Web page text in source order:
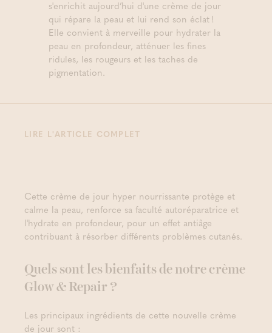
s'enrichit aujourd’hui d'une crème de jour
qui répare la peau et lui rend son éclat !
Elle convient à merveille pour hydrater la
peau en profondeur, atténuer les fines
ridules, les rougeurs et les taches de
pigmentation.
LIRE L'ARTICLE COMPLET
Cette crème de jour hyper nourrissante protège et
calme la peau, renforce sa faculté autoréparatrice et
l'hydrate en profondeur, pour un effet antiâge
contribuant à résorber différents problèmes cutanés.
Quels sont les bienfaits de notre crème
Glow & Repair ?
Les principaux ingrédients de cette nouvelle crème
de jour sont :